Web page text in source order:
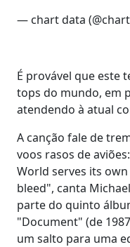
— chart data
É provável que este
tops do mundo, em
atendendo à atual
A canção fale de
voos rasos de
World serves its
bleed", canta
parte do quinto
"Document" (de
um salto para uma